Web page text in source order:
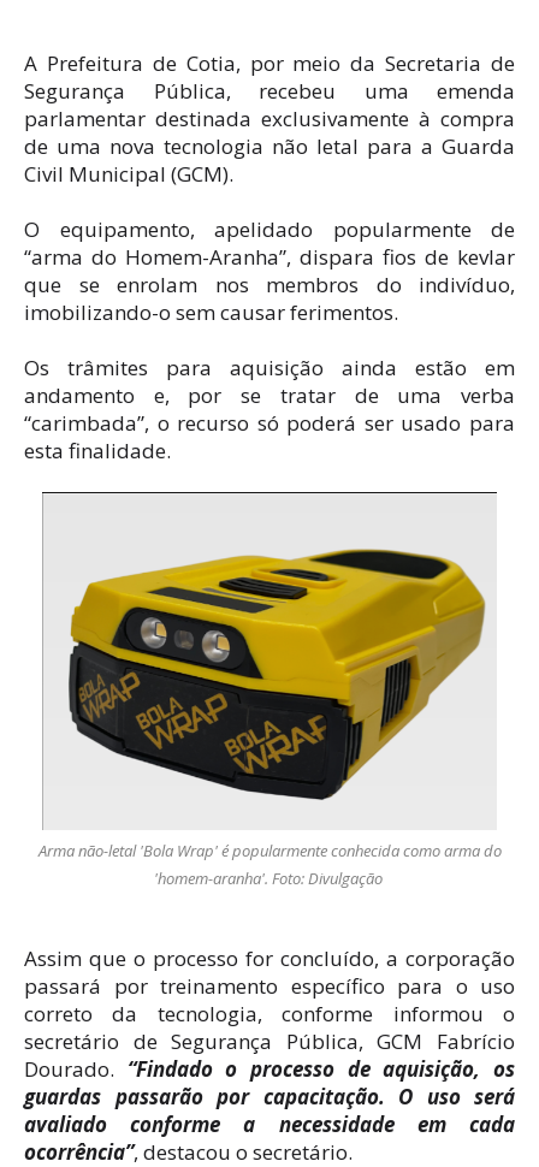
A Prefeitura de Cotia, por meio da Secretaria de
Segurança Pública, recebeu uma emenda
parlamentar destinada exclusivamente à compra
de uma nova tecnologia não letal para a Guarda
Civil Municipal (GCM).
O equipamento, apelidado popularmente de
“arma do Homem-Aranha”, dispara fios de kevlar
que se enrolam nos membros do indivíduo,
imobilizando-o sem causar ferimentos.
Os trâmites para aquisição ainda estão em
andamento e, por se tratar de uma verba
“carimbada”, o recurso só poderá ser usado para
esta finalidade.
Arma não-letal 'Bola Wrap' é popularmente conhecida como arma do
'homem-aranha'. Foto: Divulgação
Assim que o processo for concluído, a corporação
passará por treinamento específico para o uso
correto da tecnologia, conforme informou o
secretário de Segurança Pública, GCM Fabrício
Dourado. “Findado o processo de aquisição, os
guardas passarão por capacitação. O uso será
avaliado conforme a necessidade em cada
ocorrência”, destacou o secretário.